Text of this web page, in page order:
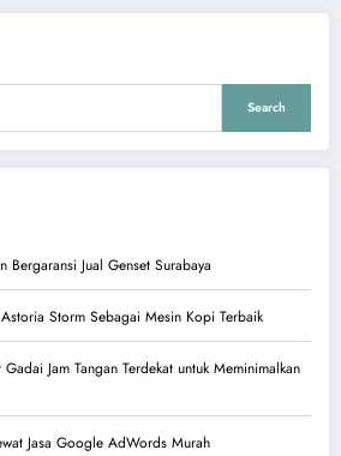
Search
Bergaransi Jual Genset Surabaya
Storm Sebagai Mesin Kopi Terbaik
Jam Tangan Terdekat untuk Meminimalkan
Jasa Google AdWords Murah